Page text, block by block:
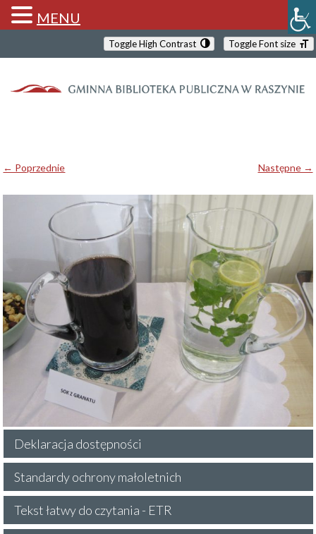
Toggle High Contrast Toggle Font size
← Poprzednie Następne →
Deklaracja dostępności
Standardy ochrony małoletnich
Tekst łatwy do czytania - ETR
MENU